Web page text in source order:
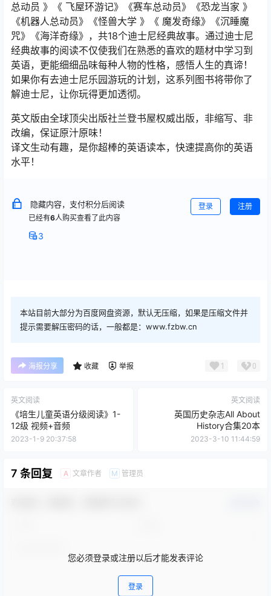
总动员 》《 飞屋环游记》《赛车总动员》《恐龙当家 》
《机器人总动员》《怪兽大学 》《 魔发奇缘》《沉睡魔
咒》《海洋奇缘》，共18个迪士尼经典故事。通过迪士尼
经典故事的阅读不仅使我们在熟悉的喜欢的题材中学习到
英语，更能细细品味每种人物的性格，感悟人生的真谛！
如果你有去迪士尼乐园游玩的计划，这系列图书将带你了
解迪士尼，让你玩得更加透彻。
英文版由全球顶尖出版社兰登书屋权威出版，非缩写、非
改编，保证原汁原味！
译文生动有趣，是你超棒的英语读本，快速提高你的英语
水平！
隐藏内容，支付积分后阅读
已经有6人购买查看了此内容
3
登录 注册
本站目前大部分为百度网盘资源，默认无压缩，如果是压缩文件并
提示需要解压密码的话，一般都是：www.fzbw.cn
海报分享 收藏 举报 1 0
英文阅读
《培生儿童英语分级阅读》1-
12级 视频+音频
2023-1-9 20:37:58
英文阅读
英国历史杂志All About
History合集20本
2023-3-10 11:44:59
7 条回复 A 文章作者 M 管理员
您必须登录或注册以后才能发表评论
登录